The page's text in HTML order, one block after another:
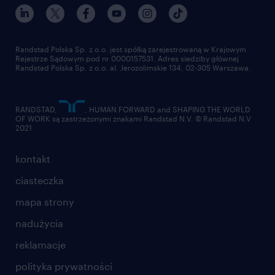
dla mediów
dla dostawców
pracuj w randstad
złóż CV
kontakt
ciasteczka
mapa strony
nadużycia
reklamacje
polityka prywatności
Randstad Polska Sp. z o.o. jest spółką zarejestrowaną w Krajowym
Rejestrze Sądowym pod nr 0000157531. Adres siedziby głównej
Randstad Polska Sp. z o.o. al. Jerozolimskie 134, 02-305 Warszawa.
RANDSTAD,
, HUMAN FORWARD and SHAPING THE WORLD
OF WORK są zastrzeżonymi znakami Randstad N.V. © Randstad N.V
2021